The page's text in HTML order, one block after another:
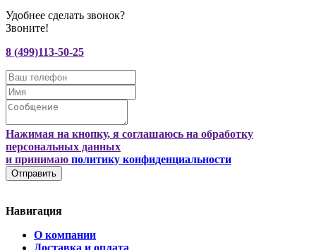
Удобнее сделать звонок?
Звоните!
8 (499)113-50-25
Нажимая на кнопку, я соглашаюсь на обработку
персональных данных
и принимаю политику конфиденциальности
Отправить
Навигация
О компании
Доставка и оплата